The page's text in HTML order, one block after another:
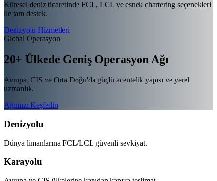
Küresel deniz ticaretinde FCL, LCL ve esnek chartering seçenekleri
ile tam destek.
Denizyolu Hizmetleri
Global Operasyon
20+ Ülkede Geniş Operasyon Ağı
Avrupa, CIS ve Orta Doğu'da güçlü acentelik yapısı ve yerel
uzmanlık.
Ağımızı Keşfedin
Denizyolu
Dünya limanlarına FCL/LCL güvenli sevkiyat.
Karayolu